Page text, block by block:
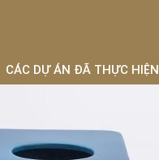
CÁC DỰ ÁN ĐÃ THỰC HIỆN